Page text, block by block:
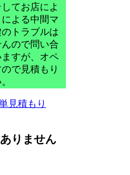
てお店によ
よる中間マ
のトラブルは
ので問い合
すが、オペ
で見積もり
りません